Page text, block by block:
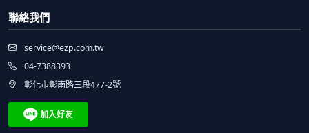
聯絡我們
service@ezp.com.tw
04-7388393
彰化市彰南路三段477-2號